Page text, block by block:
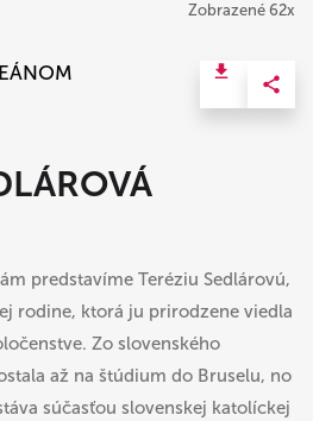
Zobrazené 62x
predstavíme Teréziu Sedlárovú,
rodine, ktorá ju prirodzene viedla
Zo slovenského
až na štúdium do Bruselu, no
súčasťou slovenskej katolíckej